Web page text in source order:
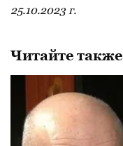
25.10.2023 г.
Читайте также